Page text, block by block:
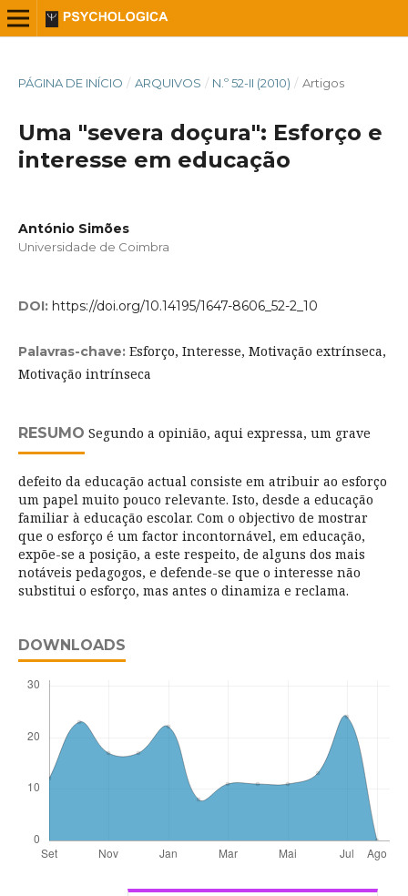
PÁGINA DE INÍCIO / ARQUIVOS / N.º 52-II (2010) / Artigos
Uma "severa doçura": Esforço e
interesse em educação
António Simões
Universidade de Coimbra
DOI: https://doi.org/10.14195/1647-8606_52-2_10
Palavras-chave: Esforço, Interesse, Motivação extrínseca,
Motivação intrínseca
RESUMO Segundo a opinião, aqui expressa, um grave
defeito da educação actual consiste em atribuir ao esforço
um papel muito pouco relevante. Isto, desde a educação
familiar à educação escolar. Com o objectivo de mostrar
que o esforço é um factor incontornável, em educação,
expõe-se a posição, a este respeito, de alguns dos mais
notáveis pedagogos, e defende-se que o interesse não
substitui o esforço, mas antes o dinamiza e reclama.
DOWNLOADS